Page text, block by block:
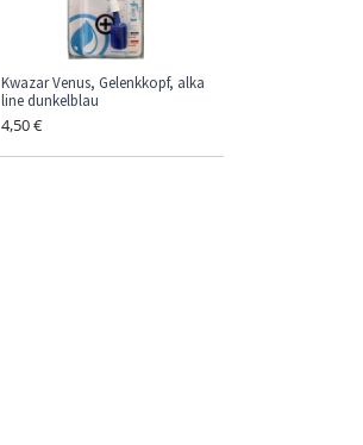
Kwazar Venus, Gelenkkopf, alka
line dunkelblau
4,50€